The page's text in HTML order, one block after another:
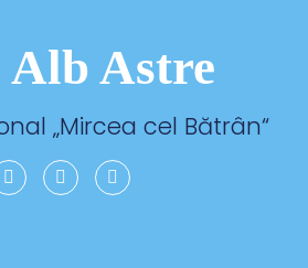
Astre
„Mircea cel Bătrân“